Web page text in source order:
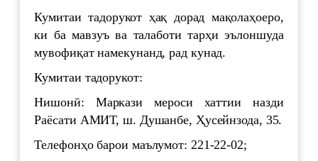
Кумитаи тадорукот ҳақ дорад мақолаҳоеро,
ки ба мавзуъ ва талаботи тарҳи эълоншуда
мувофиқат намекунанд, рад кунад.
Кумитаи тадорукот:
Нишонӣ: Маркази мероси хаттии назди
Раёсати АМИТ, ш. Душанбе, Ҳусейнзода, 35.
Телефонҳо барои маълумот: 221-22-02;